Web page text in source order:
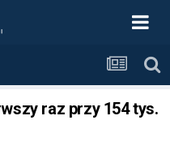
raz przy 154 tys.